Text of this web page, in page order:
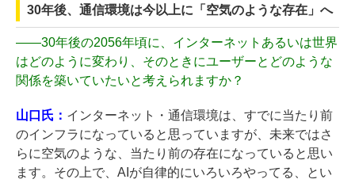
30年後、通信環境は今以上に「空気のような存在」へ
——30年後の2056年頃に、インターネットあるいは世界
はどのように変わり、そのときにユーザーとどのような
関係を築いていたいと考えられますか？
山口氏： インターネット・通信環境は、すでに当たり前
のインフラになっていると思っていますが、未来ではさ
らに空気のような、当たり前の存在になっていると思い
ます。その上で、AIが自律的にいろいろやってる、とい